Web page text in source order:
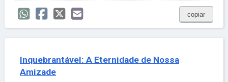
copiar
Inquebrantável: A Eternidade de Nossa
Amizade